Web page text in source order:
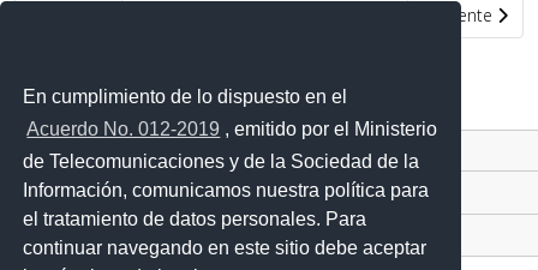
En cumplimiento de lo dispuesto en el
Acuerdo No. 012-2019 , emitido por el Ministerio
de Telecomunicaciones y de la Sociedad de la
Información, comunicamos nuestra política para
el tratamiento de datos personales. Para
continuar navegando en este sitio debe aceptar
Artículo anterior: Condiciones de oleaje en la costa ecuatoriana
Artículo
Siguiente
Contacto Ciudadano Digital
Portal Trámites Ciudadanos
Sistema Nacional de Información (SNI)